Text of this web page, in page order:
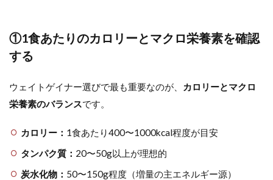
①1食あたりのカロリーとマクロ栄養素を確認
する
ウェイトゲイナー選びで最も重要なのが、
カロリーとマクロ
栄養素のバランスです。
カロリー： 1食あたり400〜1000kcal程度が目安
タンパク質： 20〜50g以上が理想的
炭水化物： 50〜150g程度（増量の主エネルギー源）